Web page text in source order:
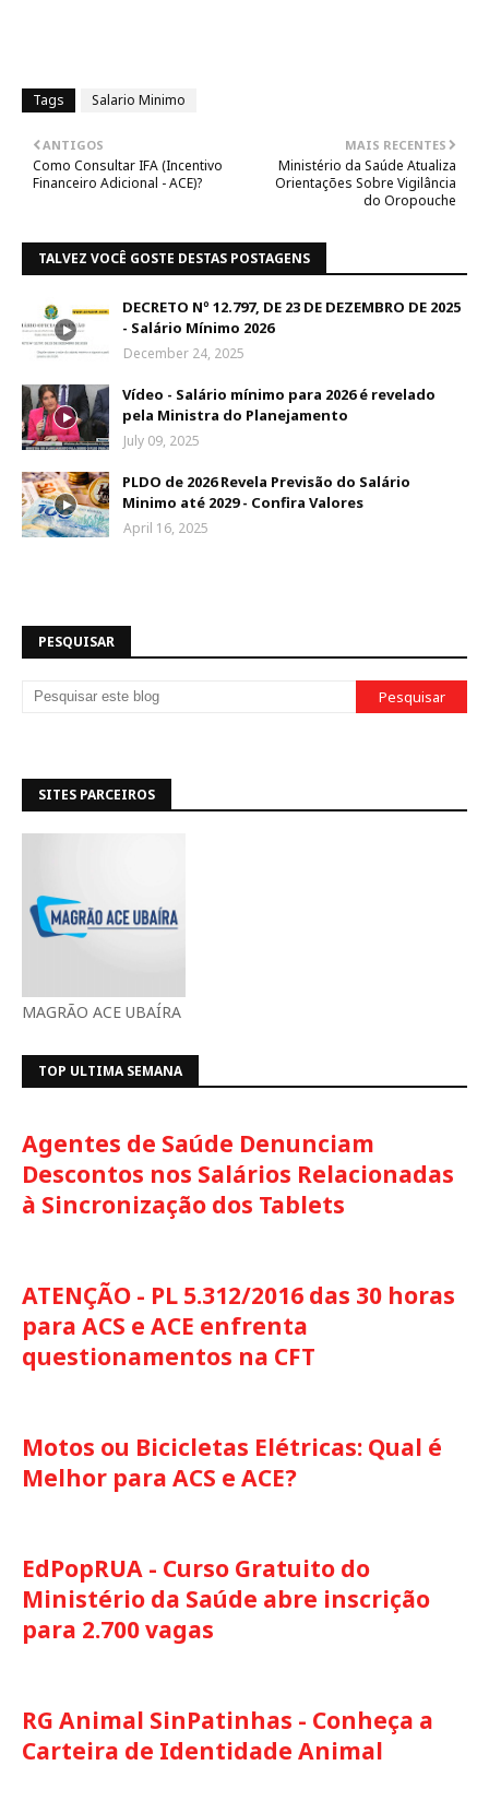
Tags Salario Minimo
MAIS RECENTES
Ministério da Saúde Atualiza
Orientações Sobre Vigilância
do Oropouche
ANTIGOS
Como Consultar IFA (Incentivo
Financeiro Adicional - ACE)?
TALVEZ VOCÊ GOSTE DESTAS POSTAGENS
DECRETO Nº 12.797, DE 23 DE DEZEMBRO DE 2025
- Salário Mínimo 2026
December 24, 2025
Vídeo - Salário mínimo para 2026 é revelado
pela Ministra do Planejamento
July 09, 2025
PLDO de 2026 Revela Previsão do Salário
Minimo até 2029 - Confira Valores
April 16, 2025
PESQUISAR
SITES PARCEIROS
MAGRÃO ACE UBAÍRA
TOP ULTIMA SEMANA
Agentes de Saúde Denunciam
Descontos nos Salários Relacionadas
à Sincronização dos Tablets
ATENÇÃO - PL 5.312/2016 das 30 horas
para ACS e ACE enfrenta
questionamentos na CFT
Motos ou Bicicletas Elétricas: Qual é
Melhor para ACS e ACE?
EdPopRUA - Curso Gratuito do
Ministério da Saúde abre inscrição
para 2.700 vagas
RG Animal SinPatinhas - Conheça a
Carteira de Identidade Animal